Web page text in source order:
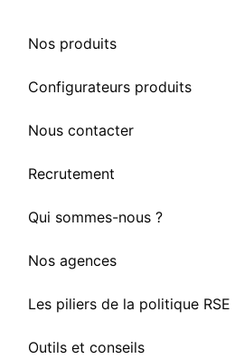
Nos produits
Configurateurs produits
Nous contacter
Recrutement
Qui sommes-nous ?
Nos agences
Les piliers de la politique RSE
Outils et conseils